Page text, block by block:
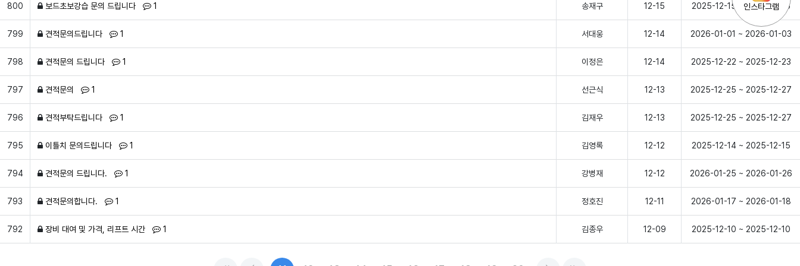
800 보드초보강습 문의 드립니다 댓글 1 송재구 12-15 2025-12-15 ~ 2025-12-15
799 견적문의드립니다 댓글 1 서대웅 12-14 2026-01-01 ~ 2026-01-03
798 견적문의 드립니다 댓글 1 이정은 12-14 2025-12-22 ~ 2025-12-23
797 견적문의 댓글 1 선근식 12-13 2025-12-25 ~ 2025-12-27
796 견적부탁드립니다 댓글 1 김재우 12-13 2025-12-25 ~ 2025-12-27
795 이틀치 문의드립니다 댓글 1 김영록 12-12 2025-12-14 ~ 2025-12-15
794 견적문의 드립니다. 댓글 1 강병재 12-12 2026-01-25 ~ 2026-01-26
793 견적문의합니다. 댓글 1 정호진 12-11 2026-01-17 ~ 2026-01-18
792 장비 대여 및 가격, 리프트 시간 댓글 1 김종우 12-09 2025-12-10 ~ 2025-12-10
인스타그램